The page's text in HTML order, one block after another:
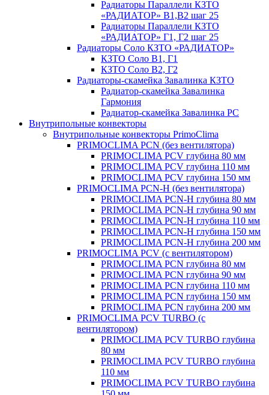
Радиаторы Параллели КЗТО
«РАДИАТОР» В1,В2 шаг 25
Радиаторы Параллели КЗТО
«РАДИАТОР» Г1, Г2 шаг 25
Радиаторы Соло КЗТО «РАДИАТОР»
КЗТО Соло В1, Г1
КЗТО Соло В2, Г2
Радиаторы-скамейка Завалинка КЗТО
Радиатор-скамейка Завалинка
Гармония
Радиатор-скамейка Завалинка РС
Внутрипольные конвекторы
Внутрипольные конвекторы PrimoClima
PRIMOCLIMA PCN (без вентилятора)
PRIMOCLIMA PCV глубина 80 мм
PRIMOCLIMA PCV глубина 110 мм
PRIMOCLIMA PCV глубина 150 мм
PRIMOCLIMA PCN-H (без вентилятора)
PRIMOCLIMA PCN-H глубина 80 мм
PRIMOCLIMA PCN-H глубина 90 мм
PRIMOCLIMA PCN-H глубина 110 мм
PRIMOCLIMA PCN-H глубина 150 мм
PRIMOCLIMA PCN-H глубина 200 мм
PRIMOCLIMA PCV (c вентилятором)
PRIMOCLIMA PCN глубина 80 мм
PRIMOCLIMA PCN глубина 90 мм
PRIMOCLIMA PCN глубина 110 мм
PRIMOCLIMA PCN глубина 150 мм
PRIMOCLIMA PCN глубина 200 мм
PRIMOCLIMA PCV TURBO (c
вентилятором)
PRIMOCLIMA PCV TURBO глубина
80 мм
PRIMOCLIMA PCV TURBO глубина
110 мм
PRIMOCLIMA PCV TURBO глубина